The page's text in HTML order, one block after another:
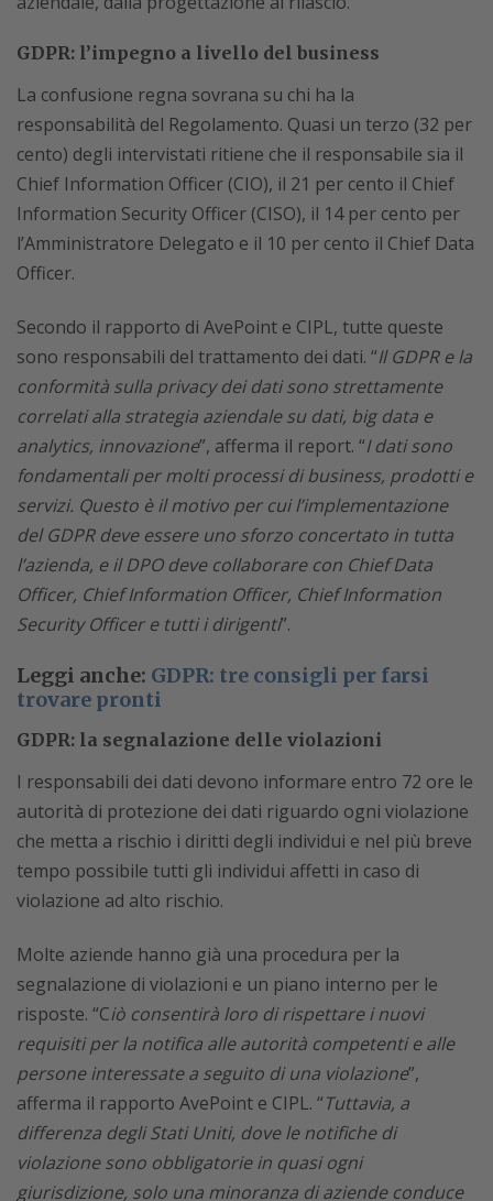
GDPR: l’impegno a livello del business
La confusione regna sovrana su chi ha la
responsabilità del Regolamento. Quasi un terzo (32 per
cento) degli intervistati ritiene che il responsabile sia il
Chief Information Officer (CIO), il 21 per cento il Chief
Information Security Officer (CISO), il 14 per cento per
l’Amministratore Delegato e il 10 per cento il Chief Data
Officer.
Secondo il rapporto di AvePoint e CIPL, tutte queste
sono responsabili del trattamento dei dati. “Il GDPR e la
conformità sulla privacy dei dati sono strettamente
correlati alla strategia aziendale su dati, big data e
analytics, innovazione”, afferma il report. “I dati sono
fondamentali per molti processi di business, prodotti e
servizi. Questo è il motivo per cui l’implementazione
del GDPR deve essere uno sforzo concertato in tutta
l’azienda, e il DPO deve collaborare con Chief Data
Officer, Chief Information Officer, Chief Information
Security Officer e tutti i dirigenti”.
Leggi anche: GDPR: tre consigli per farsi
trovare pronti
GDPR: la segnalazione delle violazioni
I responsabili dei dati devono informare entro 72 ore le
autorità di protezione dei dati riguardo ogni violazione
che metta a rischio i diritti degli individui e nel più breve
tempo possibile tutti gli individui affetti in caso di
violazione ad alto rischio.
Molte aziende hanno già una procedura per la
segnalazione di violazioni e un piano interno per le
risposte. “Ciò consentirà loro di rispettare i nuovi
requisiti per la notifica alle autorità competenti e alle
persone interessate a seguito di una violazione”,
afferma il rapporto AvePoint e CIPL. “Tuttavia, a
differenza degli Stati Uniti, dove le notifiche di
violazione sono obbligatorie in quasi ogni
giurisdizione, solo una minoranza di aziende conduce